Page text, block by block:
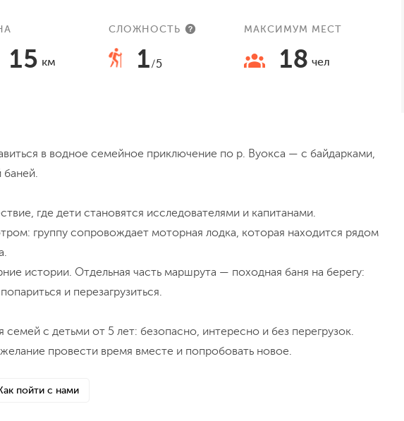
15 км
СЛОЖНОСТЬ
1/5
МАКСИМУМ МЕСТ
18 чел
в водное семейное приключение по р. Вуокса — с байдарками,
баней.
где дети становятся исследователями и капитанами.
группу сопровождает моторная лодка, которая находится рядом
истории. Отдельная часть маршрута — походная баня на берегу:
и перезагрузиться.
с детьми от 5 лет: безопасно, интересно и без перегрузок.
провести время вместе и попробовать новое.
пойти с нами